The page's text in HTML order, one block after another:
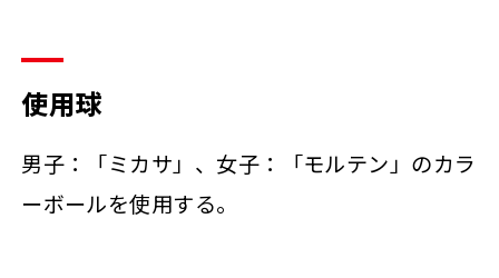
使用球
男子：「ミカサ」、女子：「モルテン」のカラ
ーボールを使用する。